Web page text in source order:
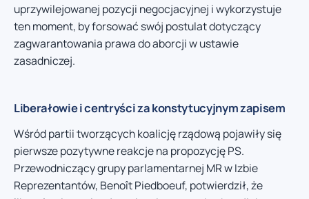
uprzywilejowanej pozycji negocjacyjnej i wykorzystuje
ten moment, by forsować swój postulat dotyczący
zagwarantowania prawa do aborcji w ustawie
zasadniczej.
Liberałowie i centryści za konstytucyjnym zapisem
Wśród partii tworzących koalicję rządową pojawiły się
pierwsze pozytywne reakcje na propozycję PS.
Przewodniczący grupy parlamentarnej MR w Izbie
Reprezentantów, Benoît Piedboeuf, potwierdził, że